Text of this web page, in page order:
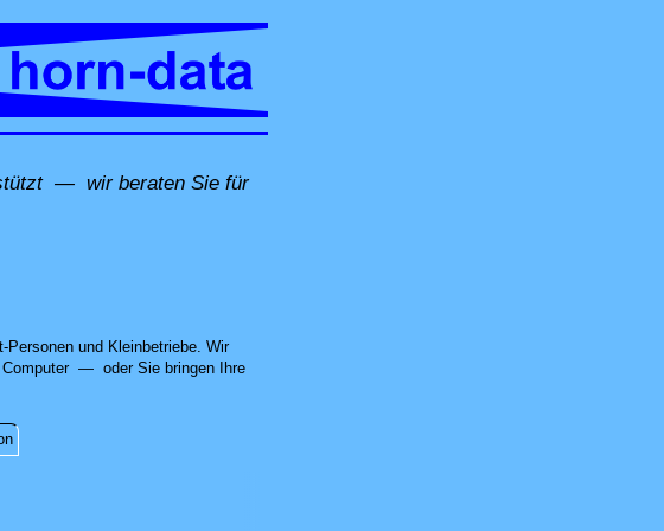
— wir beraten Sie für
Standort, per Fernwartung oder in unserer Computer-Werkstatt in Untersiggenthal
und Kleinbetriebe. Wir
Computer — oder Sie bringen Ihre
ein Angebot.
auf einem neuen Datenträger